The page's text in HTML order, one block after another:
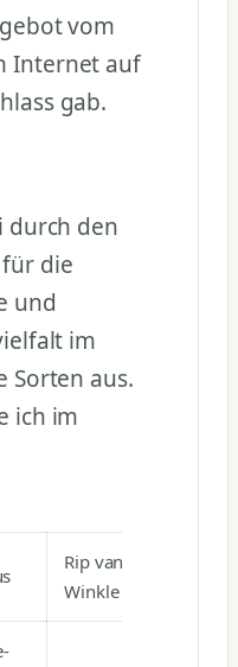
vom
Internet auf
gab.
durch den
die
und
im
Sorten aus.
ich im
Rip van
Winkle